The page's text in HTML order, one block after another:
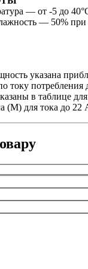
— от -5 до
— 50%
указана
току потребления
в таблице
(М) для тока до 22